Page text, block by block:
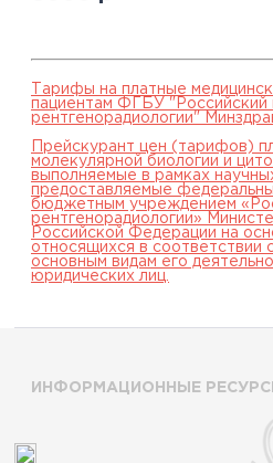
Тарифы на платные
пациентам ФГБУ "Российский
рентгенорадиологии"
Прейскурант цен (тарифов)
молекулярной биологии и
выполняемые в рамках
предоставляемые
бюджетным учреждением
рентгенорадиологии»
Российской Федерации на
относящихся в соответствии
основным видам его
юридических лиц.
ИНФОРМАЦИОННЫЕ